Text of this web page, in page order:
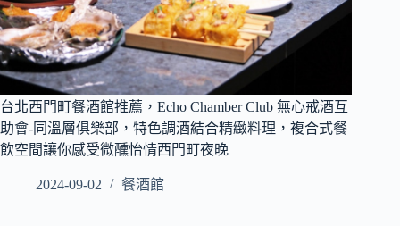
台北西門町餐酒館推薦，Echo Chamber Club 無心戒酒互
助會-同溫層俱樂部，特色調酒結合精緻料理，複合式餐
飲空間讓你感受微醺怡情西門町夜晚
2024-09-02 餐酒館